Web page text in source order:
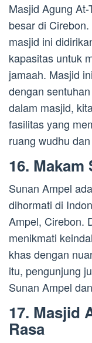
Masjid Agung
besar di
masjid ini
kapasitas untuk
jamaah. Masjid
dengan
dalam masjid,
fasilitas yang
ruang wudhu
16.
Sunan Ampel
dihormati di
Ampel, Cirebon.
menikmati
khas dengan
itu, pengunjung
Sunan Ampel
17. Masjid
Rasa